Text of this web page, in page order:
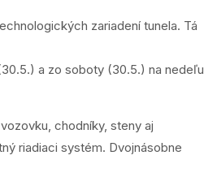
zariadení tunela. Tá
a zo soboty (30.5.) na nedeľu
chodníky, steny aj
riadiaci systém. Dvojnásobne